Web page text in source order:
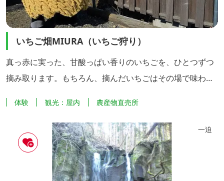
いちご畑MIURA（いちご狩り）
真っ赤に実った、甘酸っぱい香りのいちごを、ひとつずつ
摘み取ります。もちろん、摘んだいちごはその場で味わう
体験 観光：屋内 農産物直売所
一迫